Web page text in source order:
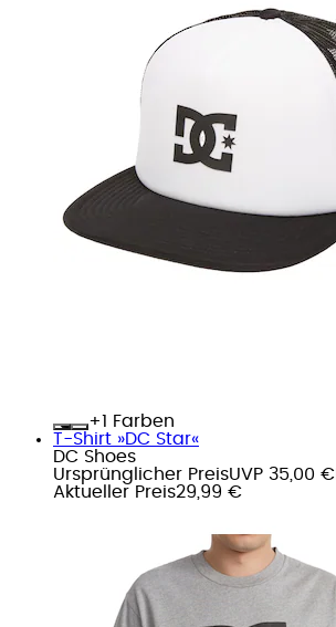
+
Farben
T-Shirt »DC Star«
DC Shoes
Ursprünglicher PreisUVP 35,00 €
Aktueller Preis29,99 €